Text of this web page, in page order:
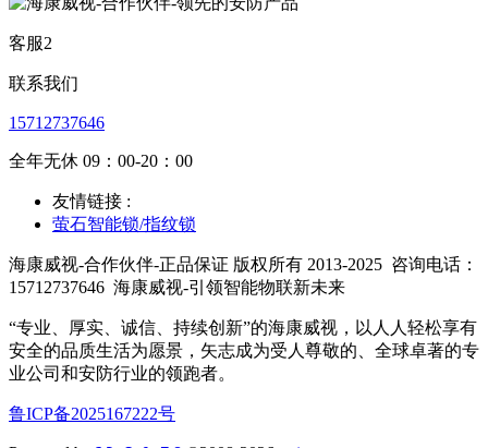
客服2
联系我们
15712737646
全年无休 09：00-20：00
友情链接 :
萤石智能锁/指纹锁
海康威视-合作伙伴-正品保证 版权所有 2013-2025 咨询电话：
15712737646 海康威视-引领智能物联新未来
“专业、厚实、诚信、持续创新”的海康威视，以人人轻松享有
安全的品质生活为愿景，矢志成为受人尊敬的、全球卓著的专
业公司和安防行业的领跑者。
鲁ICP备2025167222号